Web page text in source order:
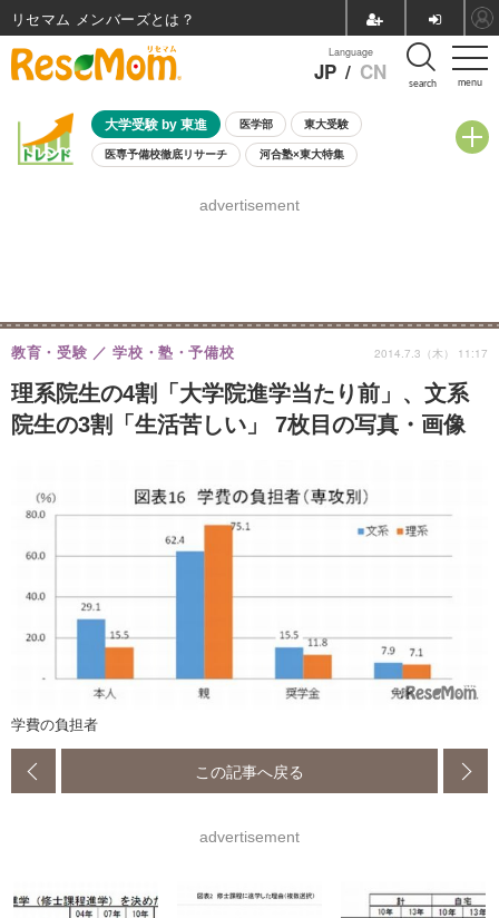
menu
Language
JP / CN search
大学受験 by 東進 医学部 東大受験
医専予備校徹底リサーチ 河合塾×東大特集
8月開催学校説明会・相談会
advertisement
理系院生の4割「大学院進学当たり前」、文系
院生の3割「生活苦しい」 7枚目の写真・画像
教育・受験 学校・塾・予備校 2014.7.3（木） 11:17
学費の負担者
この記事へ戻る
advertisement
リセマム メンバーズ